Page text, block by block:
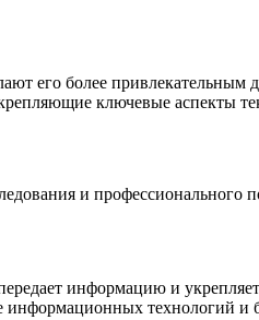
его более
ключевые аспекты
и профессионального
информацию и
информационных технологий и